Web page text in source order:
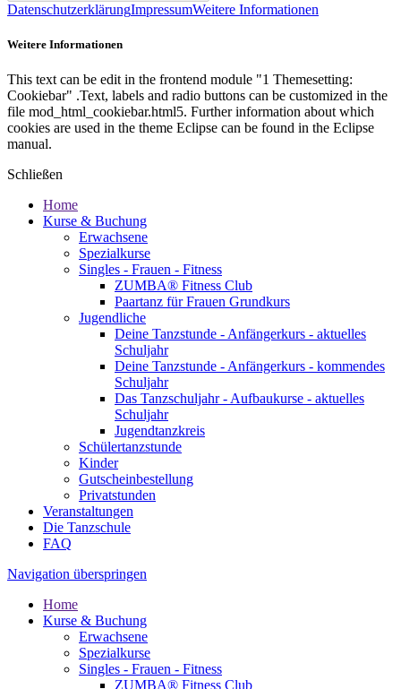
DatenschutzerklärungImpressumWeitere Informationen
Weitere Informationen
This text can be edit in the frontend module "1 Themesetting:
Cookiebar" .Text, labels and radio buttons can be customized in the
file mod_html_cookiebar.html5. Further information about which
cookies are used in the theme Eclipse can be found in the Eclipse
manual.
Schließen
Home
Kurse & Buchung
Erwachsene
Spezialkurse
Singles - Frauen - Fitness
ZUMBA® Fitness Club
Paartanz für Frauen Grundkurs
Jugendliche
Deine Tanzstunde - Anfängerkurs - aktuelles
Schuljahr
Deine Tanzstunde - Anfängerkurs - kommendes
Schuljahr
Das Tanzschuljahr - Aufbaukurse - aktuelles
Schuljahr
Jugendtanzkreis
Schülertanzstunde
Kinder
Gutscheinbestellung
Privatstunden
Veranstaltungen
Die Tanzschule
FAQ
Navigation überspringen
Home
Kurse & Buchung
Erwachsene
Spezialkurse
Singles - Frauen - Fitness
ZUMBA® Fitness Club